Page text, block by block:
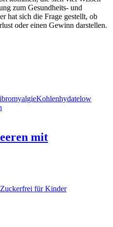
zum Gesundheits- und
hat sich die Frage gestellt, ob
oder einen Gewinn darstellen.
Kohlenhydatelow
mit
Zuckerfrei für Kinder